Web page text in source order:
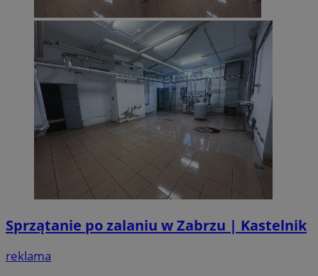
Sprzątanie po zalaniu w Zabrzu | Kastelnik
reklama